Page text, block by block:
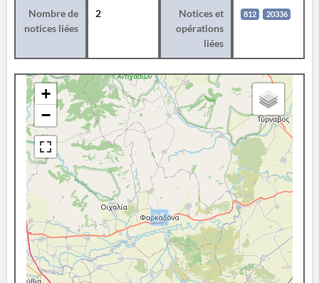
Nombre de
notices liées
2
Notices et
opérations
liées
812 20336
+
−